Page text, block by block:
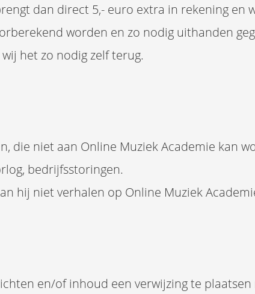
dan direct 5,- euro extra in rekening en
worden en zo nodig uithanden
het zo nodig zelf terug.
die niet aan Online Muziek Academie kan
bedrijfsstoringen.
hij niet verhalen op Online Muziek
en/of inhoud een verwijzing te plaatsen